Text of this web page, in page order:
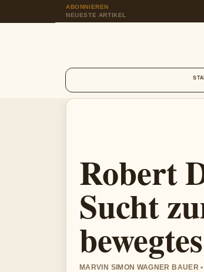
ABONNIEREN
NEUESTE ARTIKEL
Robert
Sucht
MARVIN SIMON WAGNER BAUER